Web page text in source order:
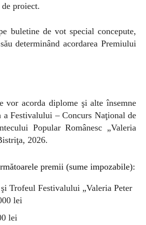
proiect.
buletine de vot special concepute,
determinând acordarea Premiului
vor acorda diplome şi alte însemne
Festivalului – Concurs Naţional de
Popular Românesc „Valeria
2026.
premii (sume impozabile):
Trofeul Festivalului „Valeria Peter
lei
lei